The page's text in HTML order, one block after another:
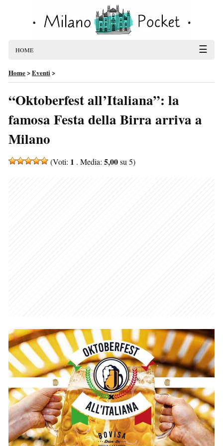
HOME ☰
Home>Eventi>
“Oktoberfest all’Italiana”: la
famosa Festa della Birra arriva a
Milano
(Voti: 1 . Media: 5,00su 5)